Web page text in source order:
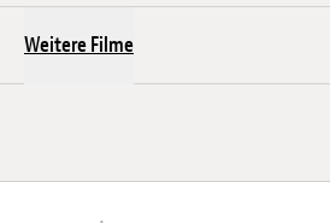
Weitere Filme